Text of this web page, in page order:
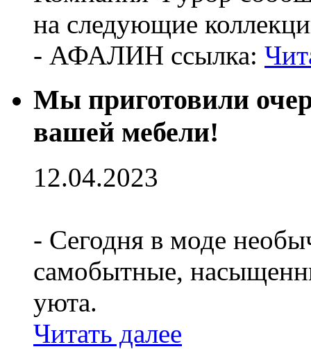
на следующие
- АФАЛИН ссылка:
Мы приготовили
вашей мебели!
12.04.2023
- Сегодня в моде
самобытные,
уюта.
Читать далее